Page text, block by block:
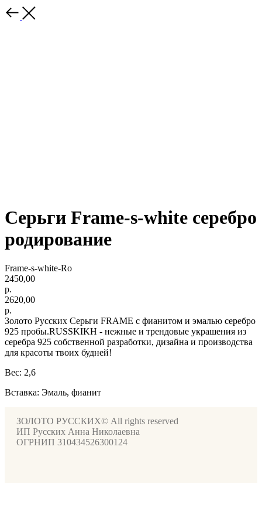
Серьги Frame-s-white серебро
родирование
Frame-s-white-Ro
2450,00
р.
2620,00
р.
Золото Русских Серьги FRAME с фианитом и эмалью серебро
925 пробы.RUSSKIKH - нежные и трендовые украшения из
серебра 925 собственной разработки, дизайна и производства
для красоты твоих будней!
Вес: 2,6
Вставка: Эмаль, фианит
ЗОЛОТО РУССКИХ© All rights reserved
ИП Русских Анна Николаевна
ОГРНИП 310434526300124